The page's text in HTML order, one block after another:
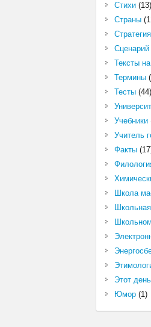
Стихи(13)
Страны
Стратегия
Сценарий
Тексты
Термины
Тесты(44)
Учебники
Учитель
Факты
Школа
Этот
Юмор(1)